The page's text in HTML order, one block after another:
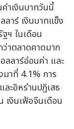
าเงินบาทวันนี้
ลาร์ เงินบาทแข็ง
ฯ ในเดือน
าตลาดคาดมาก
ลาร์อ่อนค่า และ
าที่ 4.1% การ
ละอิหร่านปฏิเสธ
เงินเฟ้อจีนเดือน